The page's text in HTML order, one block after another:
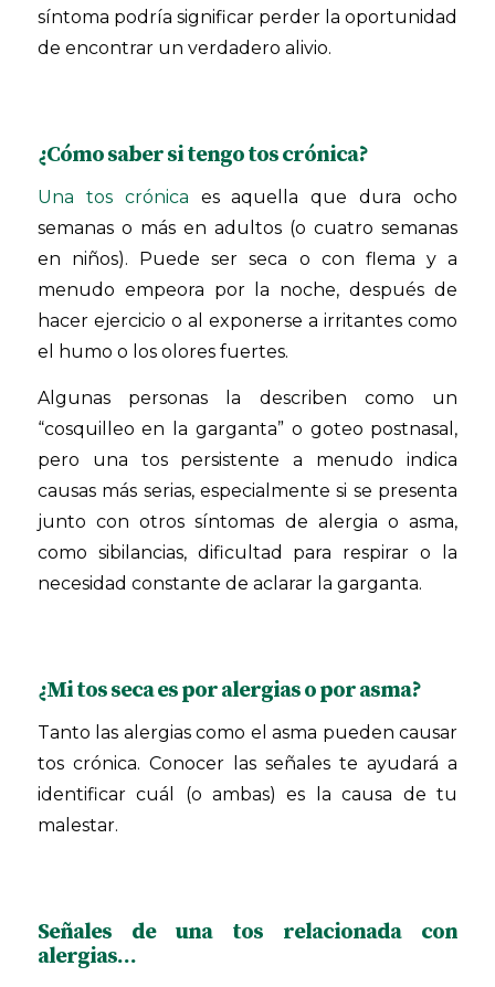
síntoma podría significar perder la oportunidad
de encontrar un verdadero alivio.
¿Cómo saber si tengo tos crónica?
Una tos crónica es aquella que dura ocho
semanas o más en adultos (o cuatro semanas
en niños). Puede ser seca o con flema y a
menudo empeora por la noche, después de
hacer ejercicio o al exponerse a irritantes como
el humo o los olores fuertes.
Algunas personas la describen como un
“cosquilleo en la garganta” o goteo postnasal,
pero una tos persistente a menudo indica
causas más serias, especialmente si se presenta
junto con otros síntomas de alergia o asma,
como sibilancias, dificultad para respirar o la
necesidad constante de aclarar la garganta.
¿Mi tos seca es por alergias o por asma?
Tanto las alergias como el asma pueden causar
tos crónica. Conocer las señales te ayudará a
identificar cuál (o ambas) es la causa de tu
malestar.
Señales de una tos relacionada con
alergias…